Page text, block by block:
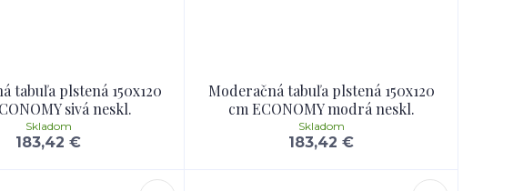
tabuľa plstená 150x120
sivá neskl.
183,42 €
Skladom
Moderačná tabuľa plstená 150x120
cm ECONOMY modrá neskl.
183,42 €
Skladom